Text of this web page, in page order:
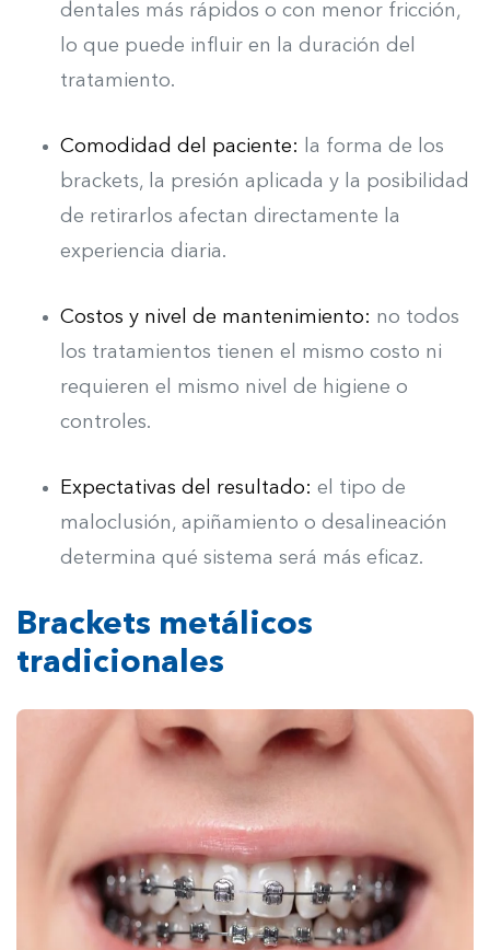
dentales más rápidos o con menor fricción,
lo que puede influir en la duración del
tratamiento.
Comodidad del paciente:
la forma de los
brackets, la presión aplicada y la posibilidad
de retirarlos afectan directamente la
experiencia diaria.
Costos y nivel de mantenimiento: no todos
los tratamientos tienen el mismo costo ni
requieren el mismo nivel de higiene o
controles.
Expectativas del resultado: e l tipo de
maloclusión, apiñamiento o desalineación
determina qué sistema será más eficaz.
Brackets metálicos
tradicionales